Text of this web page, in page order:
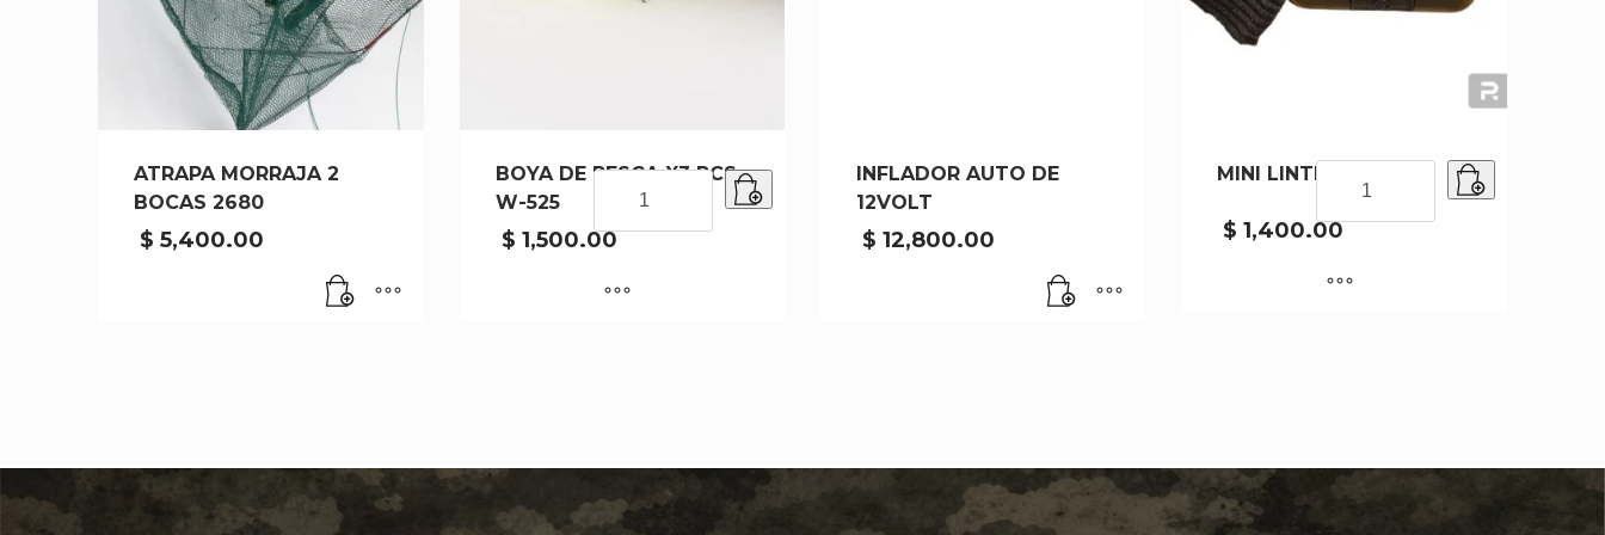
ATRAPA MORRAJA 2
BOCAS 2680
$ 5,400.00
BOYA DE PESCA X3 PCS
W-525
$ 1,500.00PESCA
PCS
INFLADOR AUTO DE
12VOLT
$ 12,800.00
MINI LINTERA 21476
$ 1,400.00
MINI
LINTERA
21476